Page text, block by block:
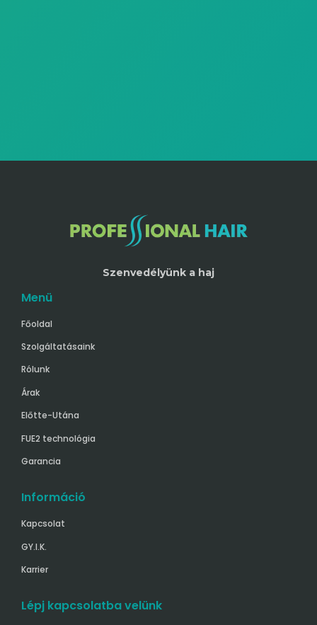
Szenvedélyünk a haj
Menü
Főoldal
Szolgáltatásaink
Rólunk
Árak
Előtte-Utána
FUE2 technológia
Garancia
Információ
Kapcsolat
GY.I.K.
Karrier
Lépj kapcsolatba velünk